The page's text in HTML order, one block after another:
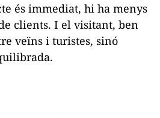
és immediat, hi ha menys
clients. I el visitant, ben
veïns i turistes, sinó